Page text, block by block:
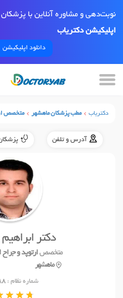
نوبت‌دهی و مشاوره آنلاین با
اپلیکیشن دکتریاب
دانلود اپلیکیشن
دکتریاب مطب پزشکان ماهشهر متخصص
آدرس و تلفن
دکتر ابراهیم
متخصصارتوپد و
ماهشهر
شماره نظام :